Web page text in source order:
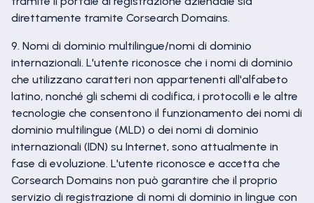
direttamente tramite Corsearch Domains.
9. Nomi di dominio multilingue/nomi di dominio
internazionali. L'utente riconosce che i nomi di dominio
che utilizzano caratteri non appartenenti all'alfabeto
latino, nonché gli schemi di codifica, i protocolli e le altre
tecnologie che consentono il funzionamento dei nomi di
dominio multilingue (MLD) o dei nomi di dominio
internazionali (IDN) su Internet, sono attualmente in
fase di evoluzione. L'utente riconosce e accetta che
Corsearch Domains non può garantire che il proprio
servizio di registrazione di nomi di dominio in lingue con